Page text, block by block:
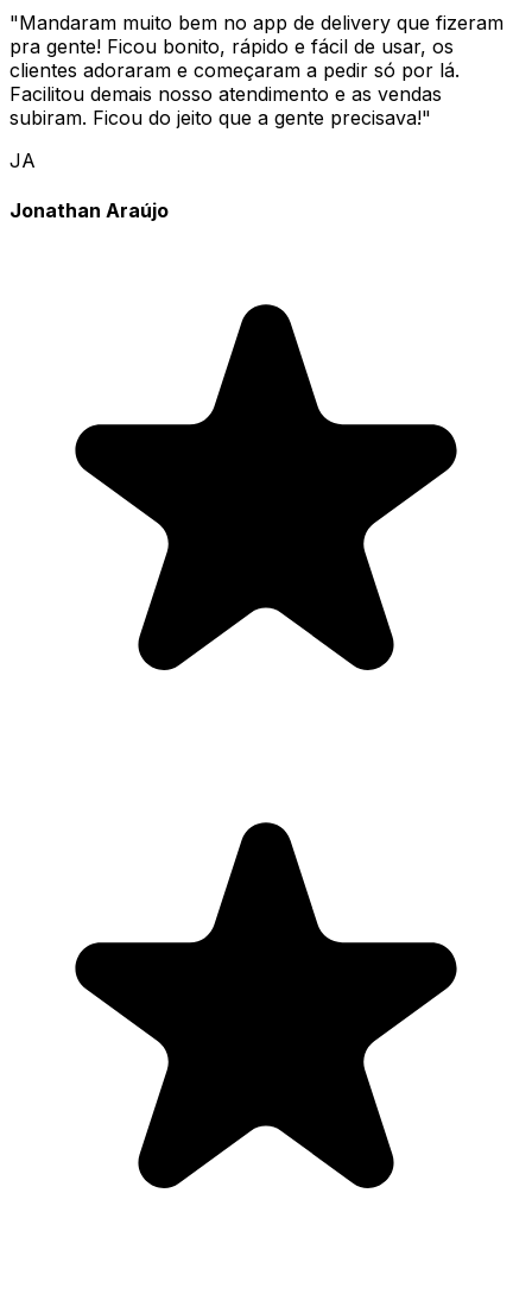
"Mandaram muito bem no app de delivery que fizeram
pra gente! Ficou bonito, rápido e fácil de usar, os
clientes adoraram e começaram a pedir só por lá.
Facilitou demais nosso atendimento e as vendas
subiram. Ficou do jeito que a gente precisava!"
JA
Jonathan Araújo